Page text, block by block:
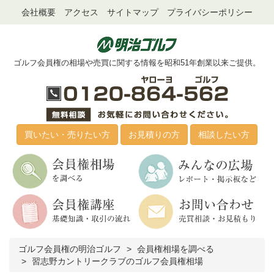
会社概要 アクセス サイトマップ プライバシーポリシー
ゴルフ会員権の相場や売買に関する情報を昭和51年創業以来ご提供。
買いたい・売りたい方 お見積りの方 相談したい方
ゴルフ会員権の明治ゴルフ
会員権相場を調べる
習志野カントリークラブのゴルフ会員権相場